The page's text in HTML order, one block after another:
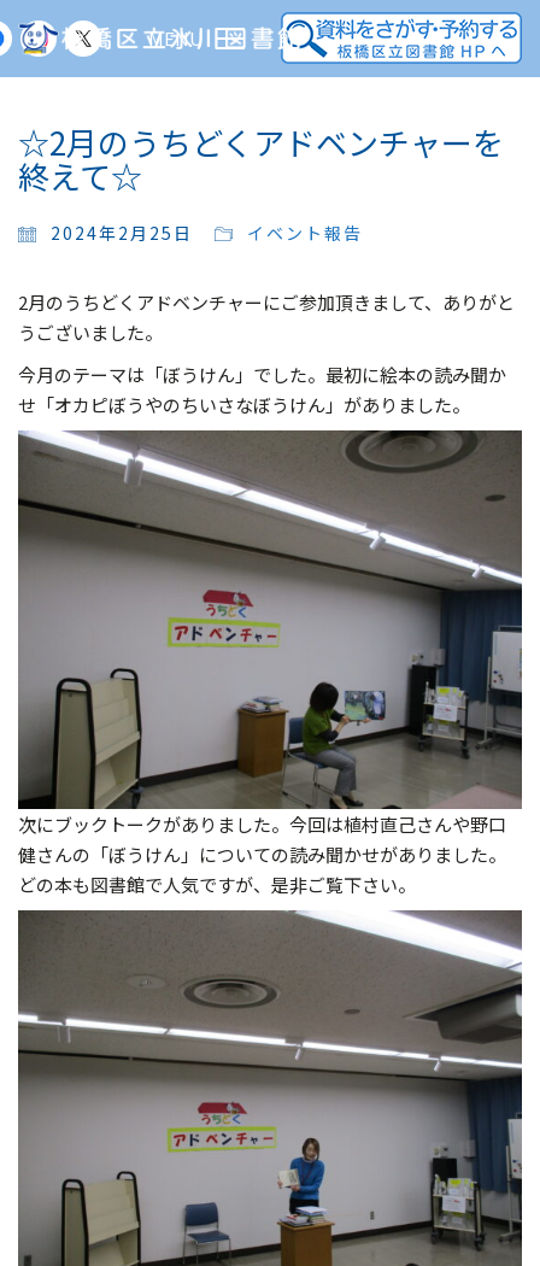
MENU
☆2月のうちどくアドベンチャーを
終えて☆
2024年2月25日 イベント報告
2月のうちどくアドベンチャーにご参加頂きまして、ありがと
うございました。
今月のテーマは「ぼうけん」でした。最初に絵本の読み聞か
せ「オカピぼうやのちいさなぼうけん」がありました。
次にブックトークがありました。今回は植村直己さんや野口
健さんの「ぼうけん」についての読み聞かせがありました。
どの本も図書館で人気ですが、是非ご覧下さい。